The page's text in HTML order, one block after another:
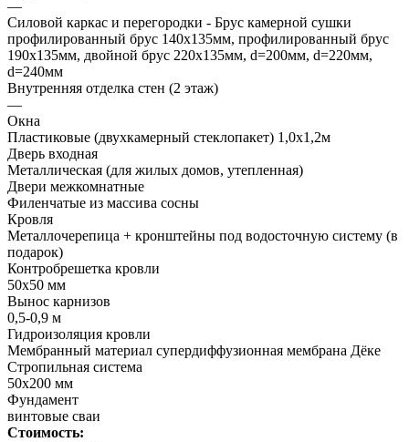
—
Силовой каркас и перегородки - Брус камерной сушки
профилированный брус 140х135мм, профилированный брус
190х135мм, двойной брус 220х135мм, d=200мм, d=220мм,
d=240мм
Внутренняя отделка стен (2 этаж)
—
Окна
Пластиковые (двухкамерный стеклопакет) 1,0х1,2м
Дверь входная
Металлическая (для жилых домов, утепленная)
Двери межкомнатные
Филенчатые из массива сосны
Кровля
Металлочерепица + кронштейны под водосточную систему (в
подарок)
Контробрешетка кровли
50х50 мм
Вынос карнизов
0,5-0,9 м
Гидроизоляция кровли
Мембранный материал супердиффузионная мембрана Дёке
Стропильная система
50х200 мм
Фундамент
винтовые сваи
Стоимость: